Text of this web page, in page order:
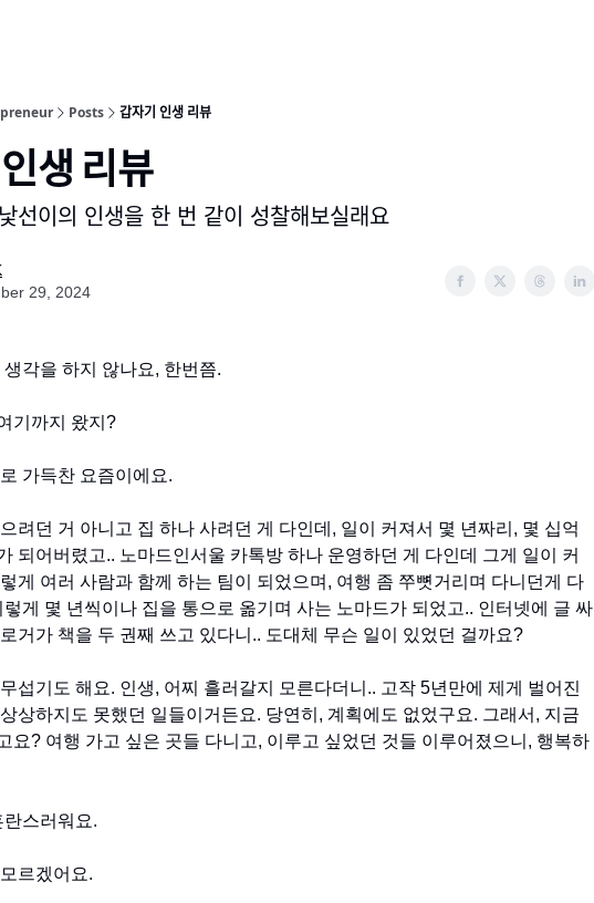
Posts 갑자기 인생 리뷰
리뷰
인생을 한 번 같이 성찰해보실래요
29, 2024
각을 하지 않나요, 한번쯤.
기까지 왔지?
가득찬 요즘이에요.
려던 거 아니고 집 하나 사려던 게 다인데, 일이 커져서 몇 년짜리, 몇 십억
되어버렸고.. 노마드인서울 카톡방 하나 운영하던 게 다인데 그게 일이 커
게 여러 사람과 함께 하는 팀이 되었으며, 여행 좀 쭈뼛거리며 다니던게 다
게 몇 년씩이나 집을 통으로 옮기며 사는 노마드가 되었고.. 인터넷에 글 싸
거가 책을 두 권째 쓰고 있다니.. 도대체 무슨 일이 있었던 걸까요?
섭기도 해요. 인생, 어찌 흘러갈지 모른다더니.. 고작 5년만에 제게 벌어진
상하지도 못했던 일들이거든요. 당연히, 계획에도 없었구요. 그래서, 지금
요? 여행 가고 싶은 곳들 다니고, 이루고 싶었던 것들 이루어졌으니, 행복하
스러워요.
르겠어요.